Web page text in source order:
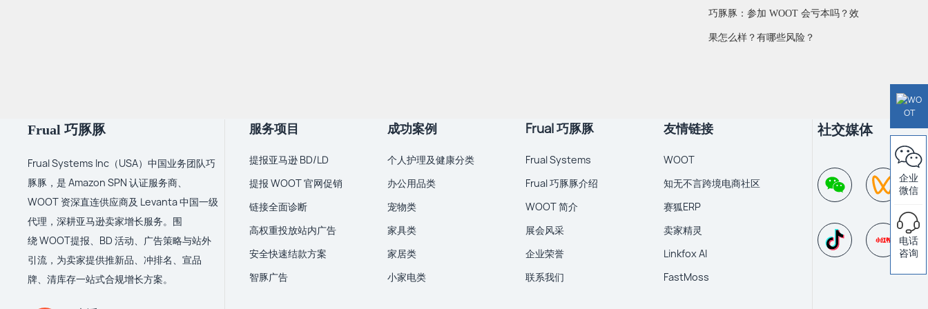
企业
微信
电话
咨询
巧豚豚：参加 WOOT 会亏本吗？效
果怎么样？有哪些风险？
Frual 巧豚豚
Frual Systems Inc（USA）中国业务团队巧
豚豚，是 Amazon SPN 认证服务商、
WOOT 资深直连供应商及 Levanta 中国一级
代理，深耕亚马逊卖家增长服务。围
绕 WOOT提报、BD 活动、广告策略与站外
引流，为卖家提供推新品、冲排名、宣品
牌、清库存一站式合规增长方案。
服务项目
提报亚马逊 BD/LD
提报 WOOT 官网促销
链接全面诊断
高权重投放站内广告
安全快速结款方案
智豚广告
成功案例
个人护理及健康分类
办公用品类
宠物类
家具类
家居类
小家电类
Frual 巧豚豚
Frual Systems
Frual 巧豚豚介绍
WOOT 简介
展会风采
企业荣誉
联系我们
友情链接
WOOT
知无不言跨境电商社区
赛狐ERP
卖家精灵
Linkfox AI
FastMoss
社交媒体